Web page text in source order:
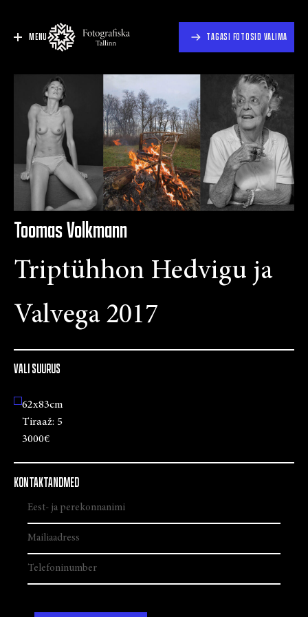
MENU TAGASI FOTOSID VALIMA
Toomas Volkmann
Triptühhon Hedvigu ja
Valvega 2017
VALI SUURUS
62x83cm
Tiraaž: 5
3000€
KONTAKTANDMED